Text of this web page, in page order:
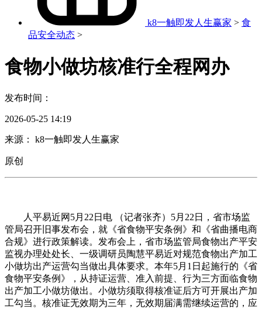
k8一触即发人生赢家 > 食
品安全动态 >
食物小做坊核准行全程网办
发布时间：
2026-05-25 14:19
来源： k8一触即发人生赢家
原创
人平易近网5月22日电 （记者张齐）5月22日，省市场监
管局召开旧事发布会，就《省食物平安条例》和《省曲播电商
合规》进行政策解读。发布会上，省市场监管局食物出产平安
监视办理处处长、一级调研员陶慧平易近对规范食物出产加工
小做坊出产运营勾当做出具体要求。本年5月1日起施行的《省
食物平安条例》，从持证运营、准入前提、行为三方面临食物
出产加工小做坊做出。小做坊须取得核准证后方可开展出产加
工勾当。核准证无效期为三年，无效期届满需继续运营的，应